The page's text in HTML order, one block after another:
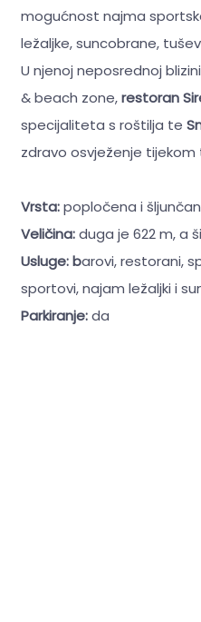
mogućnost najma
ležaljke, suncobrane,
U njenoj neposrednoj
& beach zone,restoran
specijaliteta s roštilja te
zdravo osvježenje
Vrsta:popločena i
Veličina:duga je 622 m, a
Usluge: barovi, restorani,
sportovi, najam ležaljki i
Parkiranje:da